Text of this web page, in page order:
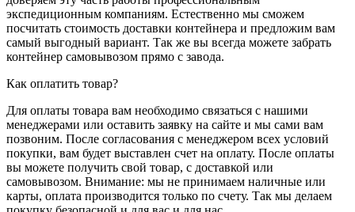
экспедиционным компаниям. Естественно мы сможем
посчитать стоимость доставки контейнера и предложим вам
самый выгодный вариант. Так же вы всегда можете забрать
контейнер самовывозом прямо с завода.
Как оплатить товар?
Для оплаты товара вам необходимо связаться с нашими
менеджерами или оставить заявку на сайте и мы сами вам
позвоним. После согласования с менеджером всех условий
покупки, вам будет выставлен счет на оплату. После оплаты
вы можете получить свой товар, с доставкой или
самовывозом. Внимание: мы не принимаем наличные или
карты, оплата производится только по счету. Так мы делаем